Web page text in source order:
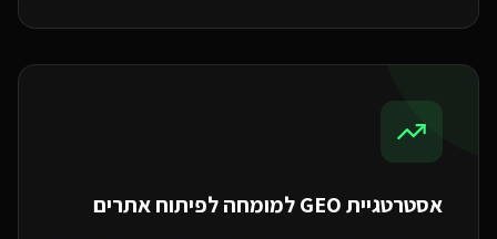
אסטרטגיית GEO ל מומחה לפיתוח אתרים